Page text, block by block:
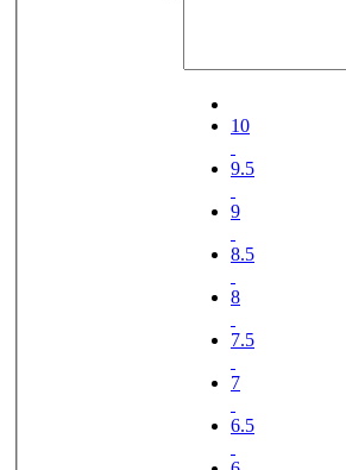
10
9.5
9
8.5
8
7.5
7
6.5